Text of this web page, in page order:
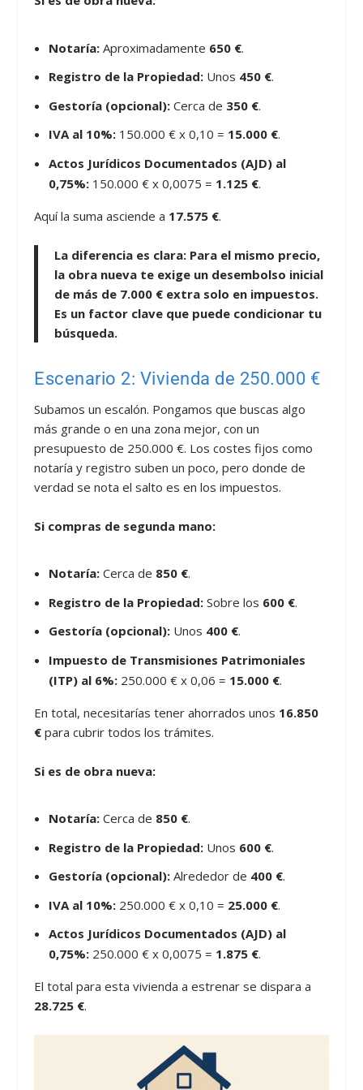
Notaría:Aproximadamente 650 €.
Registro de la Propiedad:Unos 450 €.
Gestoría (opcional):Cerca de 350 €.
IVA al 10%:150.000 € x 0,10 = 15.000 €.
Actos Jurídicos Documentados (AJD) al
0,75%:150.000 € x 0,0075 = 1.125 €.
Aquí la suma asciende a 17.575 €.
La diferencia es clara: Para el mismo precio,
la obra nueva te exige un desembolso inicial
de más de 7.000 € extra solo en impuestos.
Es un factor clave que puede condicionar tu
búsqueda.
Escenario 2: Vivienda de 250.000 €
Subamos un escalón. Pongamos que buscas algo
más grande o en una zona mejor, con un
presupuesto de 250.000 €. Los costes fijos como
notaría y registro suben un poco, pero donde de
verdad se nota el salto es en los impuestos.
Si compras de segunda mano:
Notaría:Cerca de 850 €.
Registro de la Propiedad:Sobre los 600 €.
Gestoría (opcional):Unos 400 €.
Impuesto de Transmisiones Patrimoniales
(ITP) al 6%:250.000 € x 0,06 = 15.000 €.
En total, necesitarías tener ahorrados unos 16.850
€ para cubrir todos los trámites.
Si es de obra nueva:
Notaría:Cerca de 850 €.
Registro de la Propiedad:Unos 600 €.
Gestoría (opcional):Alrededor de 400 €.
IVA al 10%:250.000 € x 0,10 = 25.000 €.
Actos Jurídicos Documentados (AJD) al
0,75%:250.000 € x 0,0075 = 1.875 €.
El total para esta vivienda a estrenar se dispara a
28.725 €.